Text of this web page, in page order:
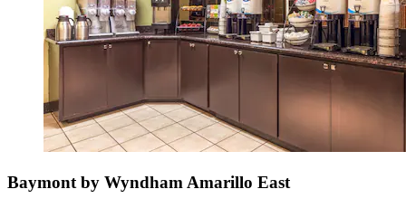
Baymont by Wyndham Amarillo East